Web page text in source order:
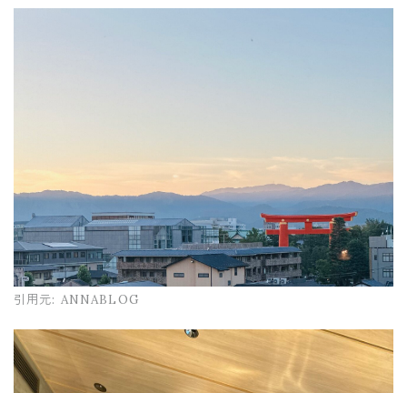
引用元: ANNABLOG